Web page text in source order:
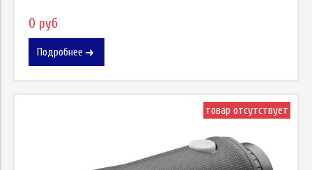
0 руб
Подробнее
товар отсутствует